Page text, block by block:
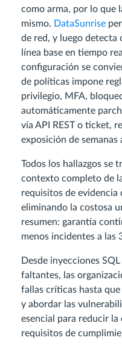
como arma, por lo que
mismo. DataSunrise
de red, y luego detecta
línea base en tiempo
configuración se
de políticas impone
privilegio, MFA,
automáticamente
vía API REST o ticket,
exposición de semanas
Todos los hallazgos se
contexto completo de
requisitos de evidencia
eliminando la costosa
resumen: garantía
menos incidentes a las
Desde inyecciones
faltantes, las
fallas críticas hasta
y abordar las
esencial para reducir
requisitos de